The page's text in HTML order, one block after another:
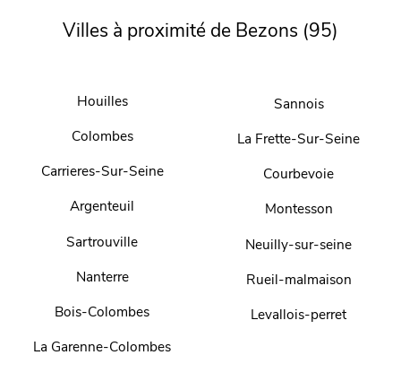
Villes à proximité de Bezons (95)
Houilles
Colombes
Carrieres-Sur-Seine
Argenteuil
Sartrouville
Nanterre
Bois-Colombes
La Garenne-Colombes
Sannois
La Frette-Sur-Seine
Courbevoie
Montesson
Neuilly-sur-seine
Rueil-malmaison
Levallois-perret